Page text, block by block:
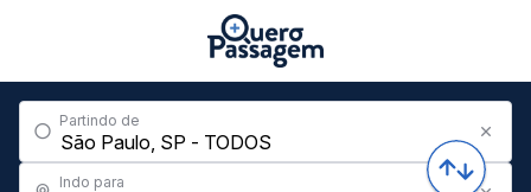
Partindo de
Indo para